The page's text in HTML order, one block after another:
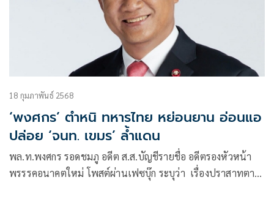
18 กุมภาพันธ์ 2568
‘พงศกร’ ตำหนิ ทหารไทย หย่อนยาน อ่อนแอ
ปล่อย ‘จนท. เขมร’ ล้ำแดน
พล.ท.พงศกร รอดชมภู อดีต ส.ส.บัญชีรายชื่อ อดีตรองหัวหน้า
พรรรคอนาคตใหม่ โพสต์ผ่านเฟซบุ๊ก ระบุว่า เรื่องปราสาทตา